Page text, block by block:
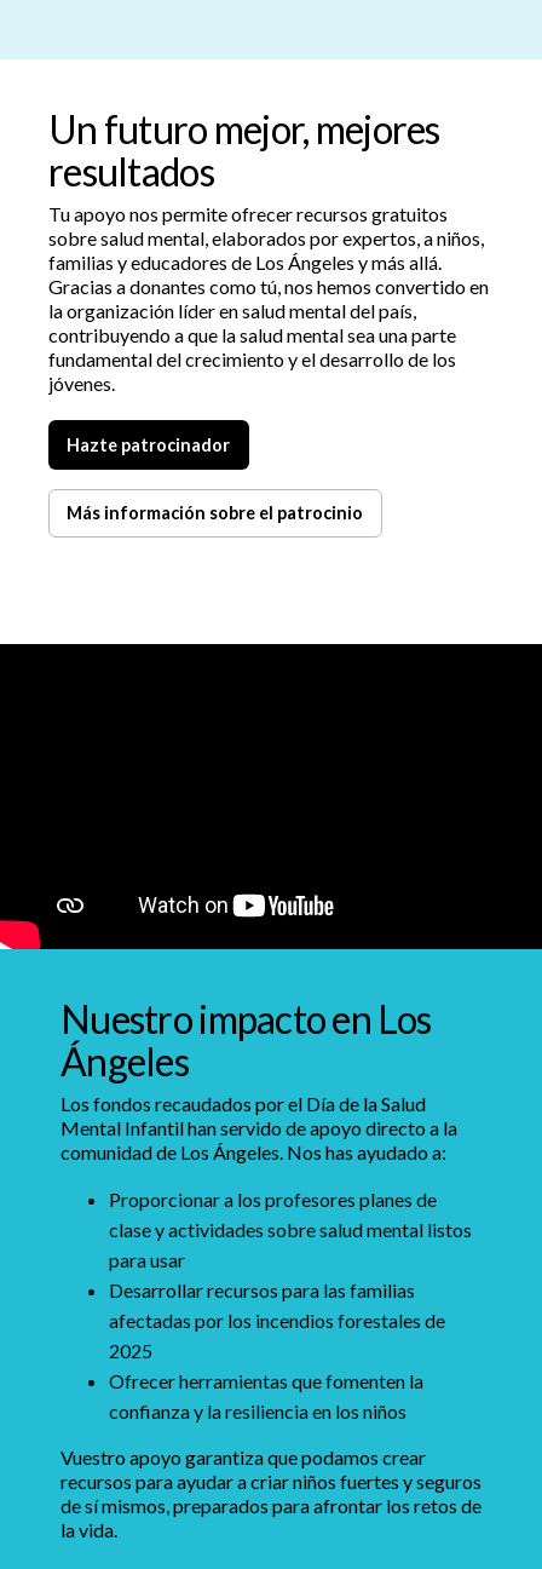
Un futuro mejor, mejores
resultados
Tu apoyo nos permite ofrecer recursos gratuitos
sobre salud mental, elaborados por expertos, a niños,
familias y educadores de Los Ángeles y más allá.
Gracias a donantes como tú, nos hemos convertido en
la organización líder en salud mental del país,
contribuyendo a que la salud mental sea una parte
fundamental del crecimiento y el desarrollo de los
jóvenes.
Hazte patrocinador
Más información sobre el patrocinio
Nuestro impacto en Los
Ángeles
Los fondos recaudados por el Día de la Salud
Mental Infantil han servido de apoyo directo a la
comunidad de Los Ángeles. Nos has ayudado a:
Proporcionar a los profesores planes de
clase y actividades sobre salud mental listos
para usar
Desarrollar recursos para las familias
afectadas por los incendios forestales de
2025
Ofrecer herramientas que fomenten la
confianza y la resiliencia en los niños
Vuestro apoyo garantiza que podamos crear
recursos para ayudar a criar niños fuertes y seguros
de sí mismos, preparados para afrontar los retos de
la vida.